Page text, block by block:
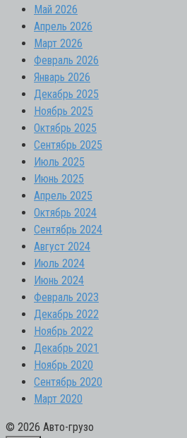
Май 2026
Апрель 2026
Март 2026
Февраль 2026
Январь 2026
Декабрь 2025
Ноябрь 2025
Октябрь 2025
Сентябрь 2025
Июль 2025
Июнь 2025
Апрель 2025
Октябрь 2024
Сентябрь 2024
Август 2024
Июль 2024
Июнь 2024
Февраль 2023
Декабрь 2022
Ноябрь 2022
Декабрь 2021
Ноябрь 2020
Сентябрь 2020
Март 2020
© 2026 Авто-грузо